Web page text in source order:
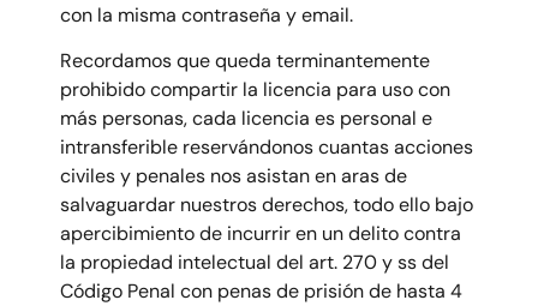
con la misma contraseña y email.
Recordamos que queda terminantemente
prohibido compartir la licencia para uso con
más personas, cada licencia es personal e
intransferible reservándonos cuantas acciones
civiles y penales nos asistan en aras de
salvaguardar nuestros derechos, todo ello bajo
apercibimiento de incurrir en un delito contra
la propiedad intelectual del art. 270 y ss del
Código Penal con penas de prisión de hasta 4